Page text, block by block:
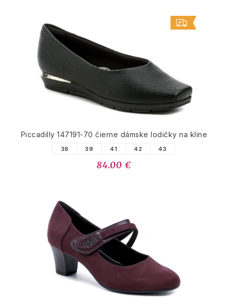
Piccadilly 147191-70 čierne dámske lodičky na kline
38 39 41 42 43
84.00 €